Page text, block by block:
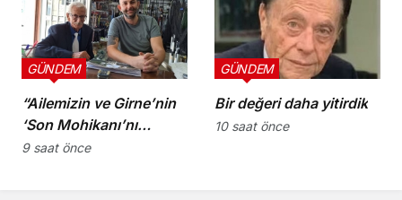
“Ailemizin ve Girne’nin
‘Son Mohikanı’nı
kaybettik”
GÜNDEM
9 saat önce
Bir değeri daha yitirdik
GÜNDEM
10 saat önce